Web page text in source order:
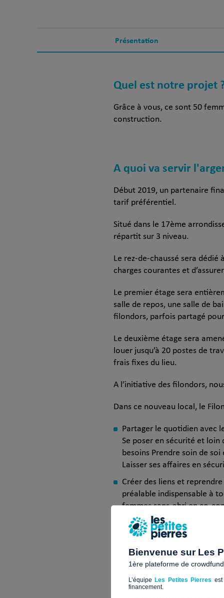
Présentation
Quel est notre projet
Grâce à vous, ce sont 50
construction.
A quoi va servir
Début 2019, un partenaire
tarif préférentiel.
Situé dans le 17ème
répartit sur 3 niveau.
Le rez-de-chaussé sera dédié
charges courantes et
Le premier étage sera
salle de repos, une salle de
filondors, parfois partagé
Le deuxième étage sera
louer jusqu’à 20 postes de
frais fixes du lieu.
A l’initiative des filondors,
Dans ce nouveau local, le
Partager le quotidien avec
Se poser en sécurité et loin
besoins Prendre soin de
Laisser ses affaires en
Créer des liens et
préalable indispensable à
femmes sans-abri en co-
envies.C’est la mission des
Bâtir des actions et des
les femmes sans-abri qui
notamment sur la place
Bienvenue sur Les
1ère plateforme de
L’équipe Les Petites Pierres
financement.